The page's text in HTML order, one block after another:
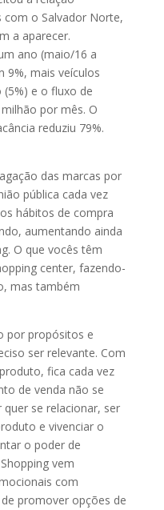
o Salvador Norte,
a aparecer.
ano (maio/16 a
9%, mais veículos
e o fluxo de
por mês. O
reduziu 79%.
das marcas por
pública cada vez
hábitos de compra
aumentando ainda
O que vocês têm
center, fazendo-
mas também
por propósitos e
ser relevante. Com
fica cada vez
de venda não se
se relacionar, ser
e vivenciar o
o poder de
vem
com
promover opções de